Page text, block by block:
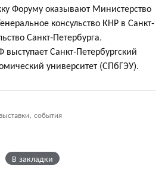
Форуму оказывают Министерство
консульство КНР в Санкт-
Санкт-Петербурга.
Санкт-Петербургский
университет (СПбГЭУ).
события
В закладки